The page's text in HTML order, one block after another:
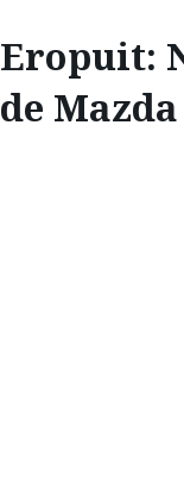
Eropuit:
de Mazda